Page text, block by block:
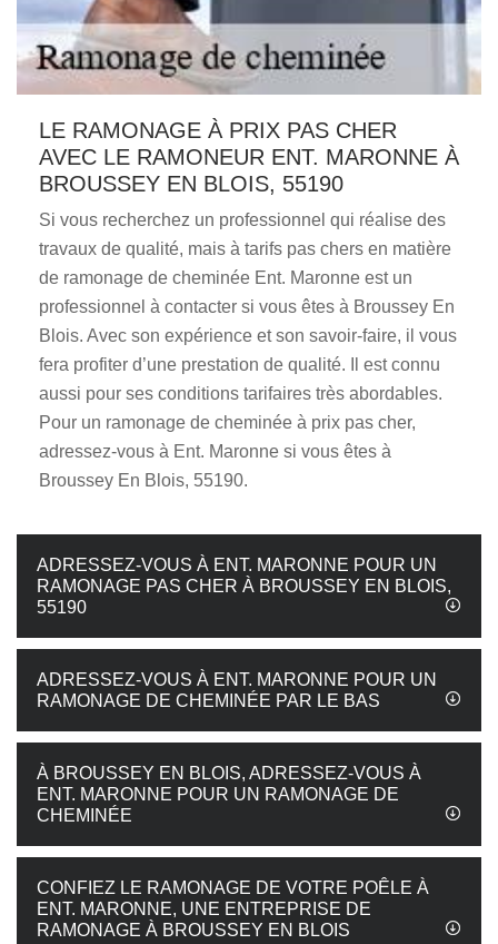
LE RAMONAGE À PRIX PAS CHER
AVEC LE RAMONEUR ENT. MARONNE À
BROUSSEY EN BLOIS, 55190
Si vous recherchez un professionnel qui réalise des
travaux de qualité, mais à tarifs pas chers en matière
de ramonage de cheminée Ent. Maronne est un
professionnel à contacter si vous êtes à Broussey En
Blois. Avec son expérience et son savoir-faire, il vous
fera profiter d’une prestation de qualité. Il est connu
aussi pour ses conditions tarifaires très abordables.
Pour un ramonage de cheminée à prix pas cher,
adressez-vous à Ent. Maronne si vous êtes à
Broussey En Blois, 55190.
ADRESSEZ-VOUS À ENT. MARONNE POUR UN
RAMONAGE PAS CHER À BROUSSEY EN BLOIS,
55190
ADRESSEZ-VOUS À ENT. MARONNE POUR UN
RAMONAGE DE CHEMINÉE PAR LE BAS
À BROUSSEY EN BLOIS, ADRESSEZ-VOUS À
ENT. MARONNE POUR UN RAMONAGE DE
CHEMINÉE
CONFIEZ LE RAMONAGE DE VOTRE POÊLE À
ENT. MARONNE, UNE ENTREPRISE DE
RAMONAGE À BROUSSEY EN BLOIS